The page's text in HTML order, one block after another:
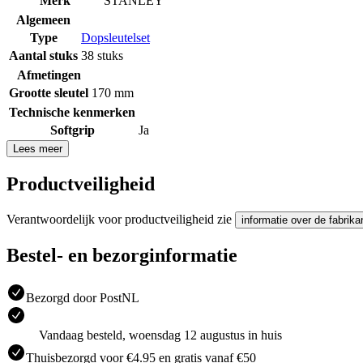
Algemeen
Type
Dopsleutelset
Aantal stuks 38 stuks
Afmetingen
Grootte sleutel 170 mm
Technische kenmerken
Softgrip
Ja
Lees meer
Productveiligheid
Verantwoordelijk voor productveiligheid zie informatie over de
Bestel- en bezorginformatie
Bezorgd door PostNL
Vandaag besteld, woensdag 12 augustus in huis
Thuisbezorgd voor €4.95 en gratis vanaf €50